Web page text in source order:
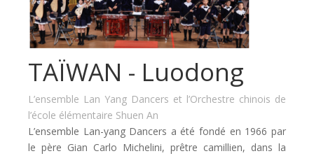
TAÏWAN - Luodong
L’ensemble Lan Yang Dancers et l’Orchestre chinois de
l’école élémentaire Shuen An
L’ensemble Lan-yang Dancers a été fondé en 1966 par
le père Gian Carlo Michelini, prêtre camillien, dans la